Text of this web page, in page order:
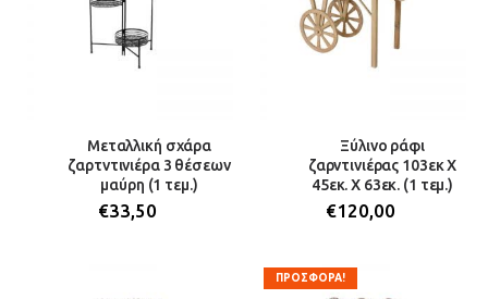
Μεταλλική σχάρα
ζαρτντινιέρα 3 θέσεων
μαύρη (1 τεμ.)
€33,50
Ξύλινο ράφι
ζαρντινιέρας 103εκ Χ
45εκ. Χ 63εκ. (1 τεμ.)
€120,00
ΠΡΟΣΦΟΡΑ!